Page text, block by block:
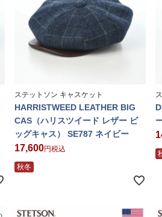
ステットソン キャスケット
HARRISTWEED LEATHER BIG
CAS（ハリスツイード レザー ビ
ッグキャス） SE787 ネイビー
17,600 税込
秋冬